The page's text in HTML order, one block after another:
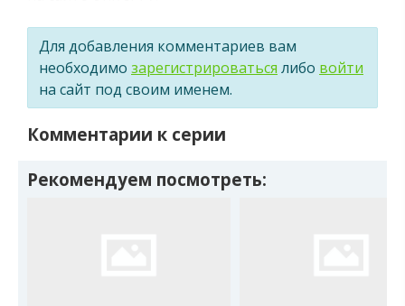
Для добавления комментариев вам
необходимо зарегистрироваться либо войти
на сайт под своим именем.
Комментарии к серии
Рекомендуем посмотреть: